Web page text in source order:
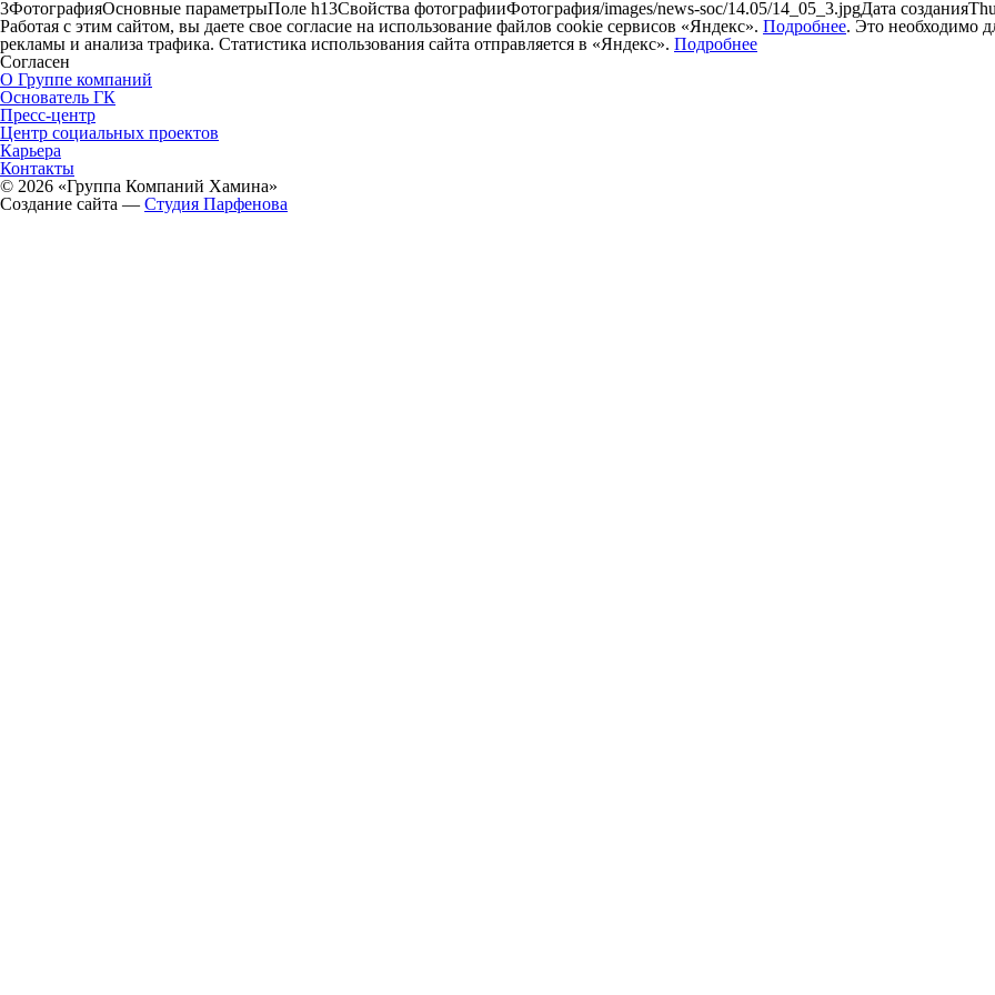
3ФотографияОсновные параметрыПоле h13Свойства фотографииФотография/images/news-soc/14.05/14_05_3.jpgДата
Работая с этим сайтом, вы даете свое согласие на использование файлов cookie сервисов «Яндекс». Подробнее. Это необходимо
рекламы и анализа трафика. Статистика использования сайта отправляется в «Яндекс». Подробнее
Согласен
О Группе компаний
Основатель ГК
Пресс-центр
Центр социальных проектов
Карьера
Контакты
© 2026 «Группа Компаний Хамина»
Создание сайта — Студия Парфенова